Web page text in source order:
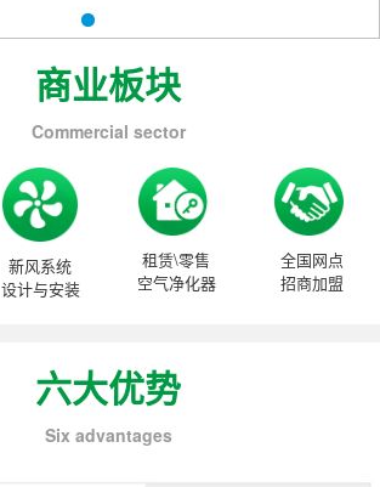
商业板块
Commercial sector
新风系统
设计与安装
租赁\零售
空气净化器
全国网点
招商加盟
六大优势
Six advantages